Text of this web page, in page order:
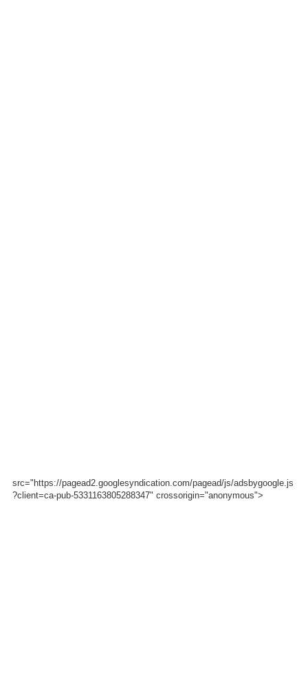
src="https://pagead2.googlesyndication.com/pagead/js/adsbygoogle.js
?client=ca-pub-5331163805288347" crossorigin="anonymous">